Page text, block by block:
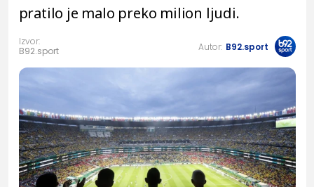
pratilo je malo preko milion ljudi.
Izvor:
B92.sport
Autor: B92.sport